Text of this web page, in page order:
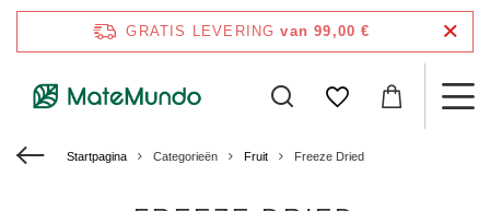
GRATIS LEVERING van 99,00 €
Startpagina Categorieën Fruit Freeze Dried